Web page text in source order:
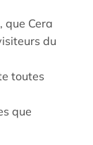
l’économie
seront
et trois
en mai, via
47 noms
que Cera
du
toutes
que